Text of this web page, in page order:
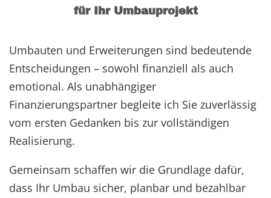
für Ihr Umbauprojekt
Umbauten und Erweiterungen sind bedeutende
Entscheidungen – sowohl finanziell als auch
emotional. Als unabhängiger
Finanzierungspartner begleite ich Sie zuverlässig
vom ersten Gedanken bis zur vollständigen
Realisierung.
Gemeinsam schaffen wir die Grundlage dafür,
dass Ihr Umbau sicher, planbar und bezahlbar